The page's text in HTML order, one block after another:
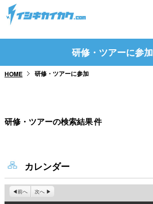
トップページ
研修・ツアーに参加
研修・ツアーに参加
HOME 研修・ツアーに参加
研修・ツアーの検索結果件
カレンダー
前へ 次へ